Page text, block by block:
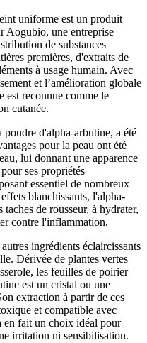
uniforme est un produit
Aogubio, une entreprise
de substances
premières, d'extraits de
à usage humain. Avec
et l’amélioration globale
est reconnue comme le
cutanée.
d'alpha-arbutine, a été
pour la peau ont été
lui donnant une apparence
ses propriétés
essentiel de nombreux
blanchissants, l'alpha-
de rousseur, à hydrater,
contre l'inflammation.
ingrédients éclaircissants
Dérivée de plantes vertes
les feuilles de poirier
est un cristal ou une
extraction à partir de ces
et compatible avec
en fait un choix idéal pour
irritation ni sensibilisation.